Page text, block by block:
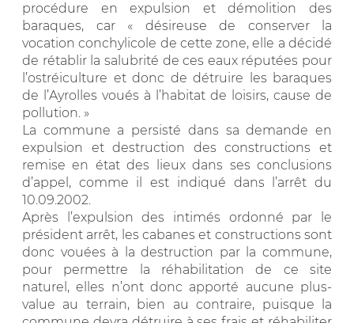
procédure en expulsion et démolition des
baraques, car « désireuse de conserver la
vocation conchylicole de cette zone, elle a décidé
de rétablir la salubrité de ces eaux réputées pour
l’ostréiculture et donc de détruire les baraques
de l’Ayrolles voués à l’habitat de loisirs, cause de
pollution. »
La commune a persisté dans sa demande en
expulsion et destruction des constructions et
remise en état des lieux dans ses conclusions
d’appel, comme il est indiqué dans l’arrêt du
10.09.2002.
Après l’expulsion des intimés ordonné par le
président arrêt, les cabanes et constructions sont
donc vouées à la destruction par la commune,
pour permettre la réhabilitation de ce site
naturel, elles n’ont donc apporté aucune plus-
value au terrain, bien au contraire, puisque la